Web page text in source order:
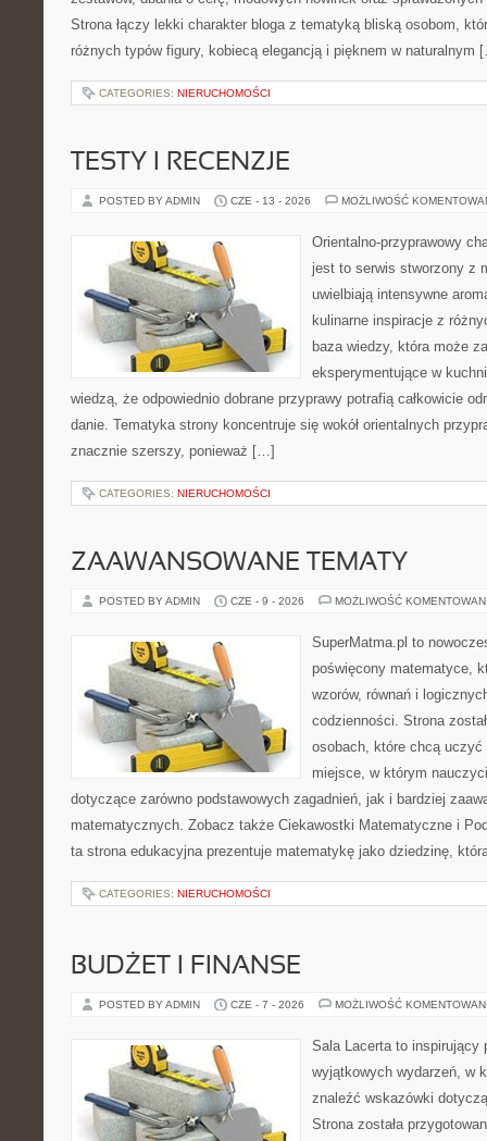
Strona łączy lekki charakter bloga z tematyką bliską osobom,
różnych typów figury, kobiecą elegancją i pięknem w naturalnym
CATEGORIES: NIERUCHOMOŚCI
TESTY I RECENZJE
POSTED BY ADMIN CZE - 13 - 2026 MOŻLIWOŚĆ
Orientalno-przyprawowy
jest to serwis stworzony z
uwielbiają intensywne
kulinarne inspiracje z
baza wiedzy, która może
eksperymentujące w
wiedzą, że odpowiednio dobrane przyprawy potrafią całkowicie
danie. Tematyka strony koncentruje się wokół orientalnych
znacznie szerszy, ponieważ […]
CATEGORIES: NIERUCHOMOŚCI
ZAAWANSOWANE TEMATY
POSTED BY ADMIN CZE - 9 - 2026 MOŻLIWOŚĆ
SuperMatma.pl to
poświęcony matematyce,
wzorów, równań i
codzienności. Strona
osobach, które chcą
miejsce, w którym
dotyczące zarówno podstawowych zagadnień, jak i bardziej
matematycznych. Zobacz także Ciekawostki Matematyczne i
ta strona edukacyjna prezentuje matematykę jako dziedzinę,
CATEGORIES: NIERUCHOMOŚCI
BUDŻET I FINANSE
POSTED BY ADMIN CZE - 7 - 2026 MOŻLIWOŚĆ
Sala Lacerta to inspirujący
wyjątkowych wydarzeń, w
znaleźć wskazówki
Strona została